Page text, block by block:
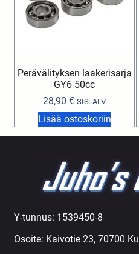
Perävälityksen laakerisarja
GY6 50cc
28,90€ SIS. ALV
Lisää ostoskoriin
Y-tunnus: 1539450-8
Osoite: Kaivotie 23, 70700